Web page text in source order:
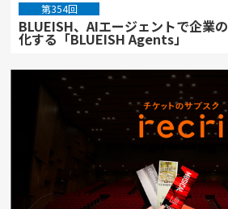
第354回
BLUEISH、AIエージェントで企業
化する「BLUEISH Agents」